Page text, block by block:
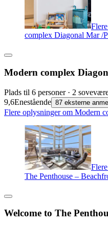
complex Diagonal Mar /
Modern complex
Plads til 6 personer · 2
9,6Enestående 87 eksterne
Flere oplysninger om Modern
The Penthouse –
Welcome to The